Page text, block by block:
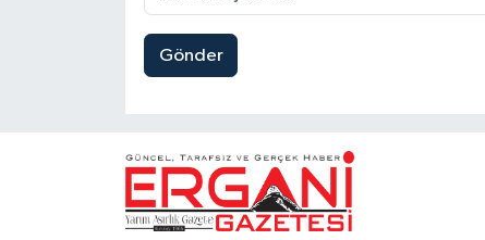
Gönder